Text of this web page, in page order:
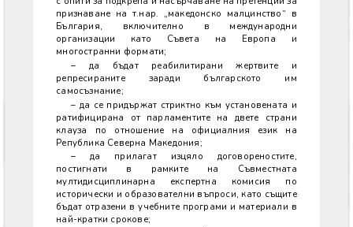
признаване на т.нар. „македонско малцинство“ в
България, включително в международни
организации като Съвета на Европа и
многостранни формати;
– да бъдат реабилитирани жертвите и
репресираните заради българското им
самосъзнание;
– да се придържат стриктно към установената и
ратифицирана от парламентите на двете страни
клауза по отношение на официалния език на
Република Северна Македония;
– да прилагат изцяло договореностите,
постигнати в рамките на Съвместната
мултидисциплинарна експертна комисия по
исторически и образователни въпроси, като същите
бъдат отразени в учебните програми и материали в
най-кратки срокове;